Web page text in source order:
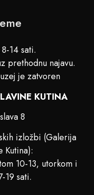
14 sati.
prethodnu najavu.
je zatvoren
KUTINA
8
izložbi (Galerija
Kutina):
10-13, utorkom i
19 sati.